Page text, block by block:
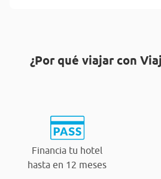
¿Por qué viajar con
Financia tu hotel
hasta en 12 meses